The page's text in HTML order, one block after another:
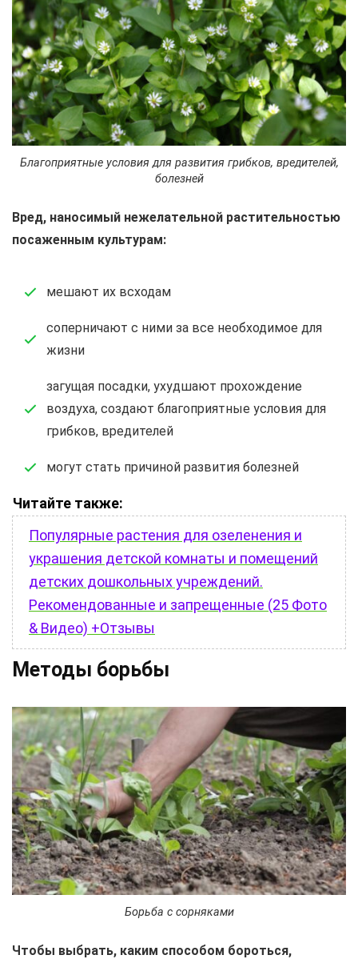
Благоприятные условия для развития грибков, вредителей,
болезней
Вред, наносимый нежелательной растительностью
посаженным культурам:
мешают их всходам
соперничают с ними за все необходимое для
жизни
загущая посадки, ухудшают прохождение
воздуха, создают благоприятные условия для
грибков, вредителей
могут стать причиной развития болезней
Читайте также:
Популярные растения для озеленения и
украшения детской комнаты и помещений
детских дошкольных учреждений.
Рекомендованные и запрещенные (25 Фото
& Видео) +Отзывы
Методы борьбы
Борьба с сорняками
Чтобы выбрать, каким способом бороться,